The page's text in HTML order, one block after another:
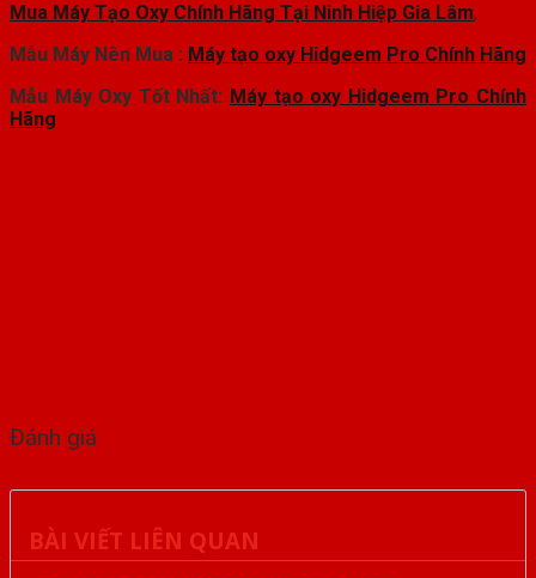
Mua Máy Tạo Oxy Chính Hãng Tại Ninh Hiệp Gia Lâm,
Mẫu Máy Nên Mua : Máy tạo oxy Hidgeem Pro Chính Hãng
Mẫu Máy Oxy Tốt Nhất: Máy tạo oxy Hidgeem Pro Chính
Hãng
Đánh giá
BÀI VIẾT LIÊN QUAN